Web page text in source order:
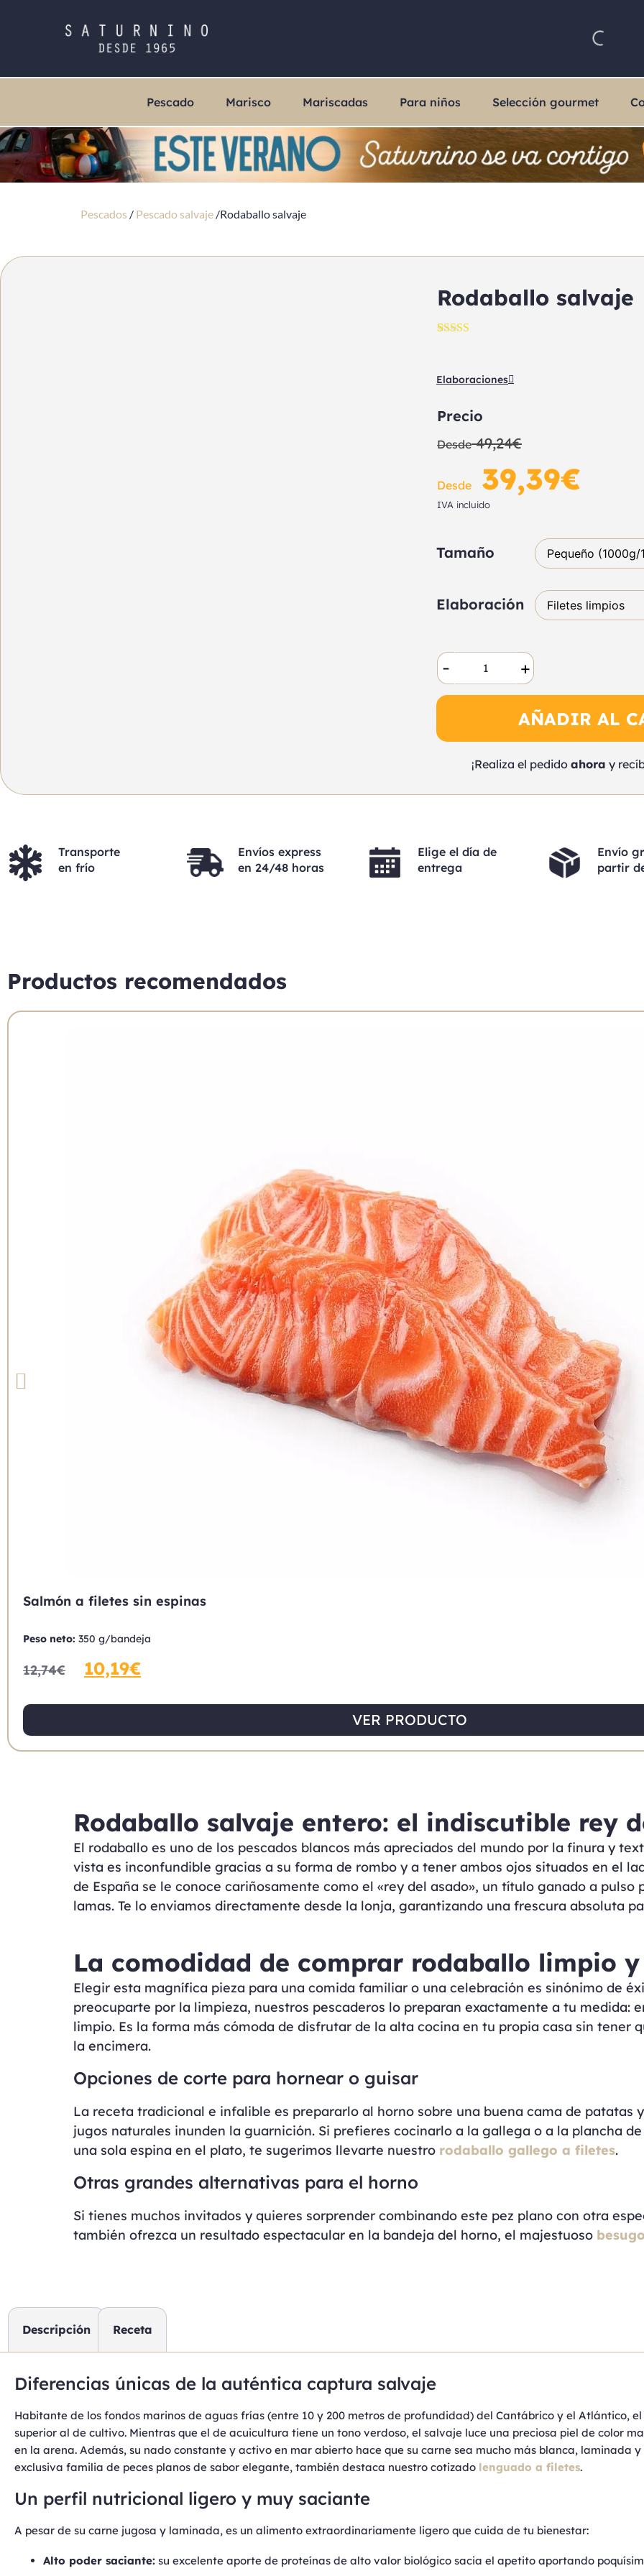
Pescado Marisco Mariscadas Para niños Selección gourmet
Pescados / Pescado salvaje /Rodaballo salvaje
Rodaballo salvaje
valoraciones
Elaboraciones
Precio
Desde 49,24€
Desde 39,39€
IVA incluido
Tamaño
Elaboración
- +
AÑADIR AL
¡Realiza el pedido ahora y
Transporte
en frío
Envíos express
en 24/48 horas
Elige el día de
entrega
Envío
partir
Productos recomendados
Salmón a filetes sin espinas
Peso neto: 350 g/bandeja
12,74€ 10,19€
VER PRODUCTO
Rodaballo salvaje entero: el indiscutible rey
El rodaballo es uno de los pescados blancos más apreciados del mundo por la finura y
vista es inconfundible gracias a su forma de rombo y a tener ambos ojos situados en el
de España se le conoce cariñosamente como el «rey del asado», un título ganado a pulso
lamas. Te lo enviamos directamente desde la lonja, garantizando una frescura absoluta
La comodidad de comprar rodaballo limpio
Elegir esta magnífica pieza para una comida familiar o una celebración es sinónimo de
preocuparte por la limpieza, nuestros pescaderos lo preparan exactamente a tu medida:
limpio. Es la forma más cómoda de disfrutar de la alta cocina en tu propia casa sin tener
la encimera.
Opciones de corte para hornear o guisar
La receta tradicional e infalible es prepararlo al horno sobre una buena cama de patatas
jugos naturales inunden la guarnición. Si prefieres cocinarlo a la gallega o a la plancha
una sola espina en el plato, te sugerimos llevarte nuestro rodaballo gallego a filetes.
Otras grandes alternativas para el horno
Si tienes muchos invitados y quieres sorprender combinando este pez plano con otra
también ofrezca un resultado espectacular en la bandeja del horno, el majestuoso besugo
Descripción Receta
Diferencias únicas de la auténtica captura salvaje
Habitante de los fondos marinos de aguas frías (entre 10 y 200 metros de profundidad) del Cantábrico y el Atlántico,
superior al de cultivo. Mientras que el de acuicultura tiene un tono verdoso, el salvaje luce una preciosa piel de color
en la arena. Además, su nado constante y activo en mar abierto hace que su carne sea mucho más blanca, laminada
exclusiva familia de peces planos de sabor elegante, también destaca nuestro cotizado lenguado a filetes.
Un perfil nutricional ligero y muy saciante
A pesar de su carne jugosa y laminada, es un alimento extraordinariamente ligero que cuida de tu bienestar:
Alto poder saciante: su excelente aporte de proteínas de alto valor biológico sacia el apetito aportando